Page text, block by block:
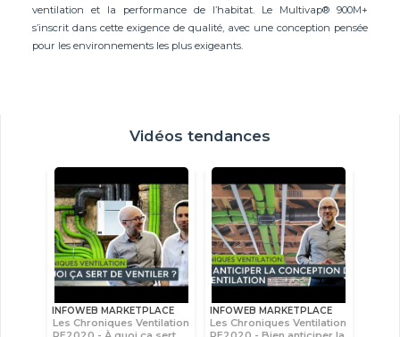
ventilation et la performance de l’habitat. Le Multivap® 900M+
s’inscrit dans cette exigence de qualité, avec une conception pensée
pour les environnements les plus exigeants.
Vidéos tendances
INFOWEB MARKETPLACE
Les Chroniques Ventilation
INFOWEB MARKETPLACE
Les Chroniques Ventilation